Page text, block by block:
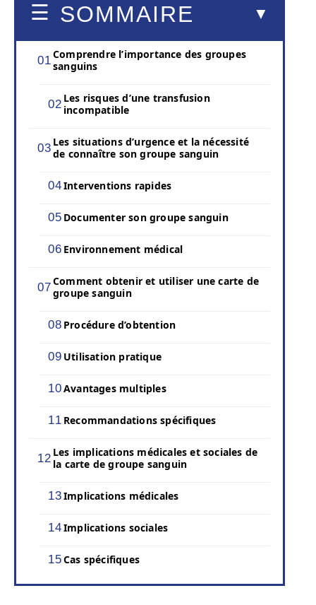
SOMMAIRE
Comprendre l’importance des groupes
sanguins
Les risques d’une transfusion
incompatible
Les situations d’urgence et la nécessité
de connaître son groupe sanguin
Interventions rapides
Documenter son groupe sanguin
Environnement médical
Comment obtenir et utiliser une carte de
groupe sanguin
Procédure d’obtention
Utilisation pratique
Avantages multiples
Recommandations spécifiques
Les implications médicales et sociales de
la carte de groupe sanguin
Implications médicales
Implications sociales
Cas spécifiques